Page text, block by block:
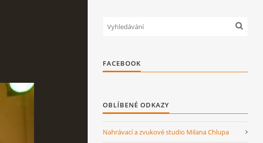
FACEBOOK
OBLÍBENÉ ODKAZY
Nahrávací a zvukové studio Milana Chlupa